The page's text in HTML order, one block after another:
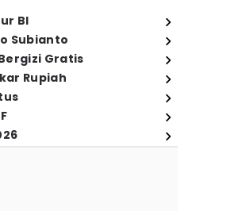
BI
Subianto
Gratis
Rupiah